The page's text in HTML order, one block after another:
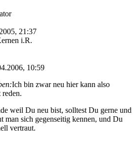
21:37
i.R.
10:59
Ich bin zwar neu hier kann also
weil Du neu bist, solltest Du gerne und
man sich gegenseitig kennen, und Du
vertraut.